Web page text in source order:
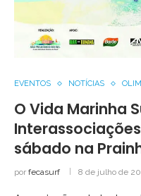
EVENTOS NOTÍCIAS
O Vida Marinha
sábado na
por fecasurf 8 de julho de